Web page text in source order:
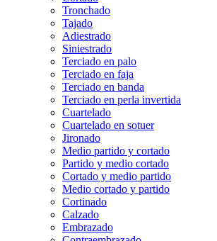
Tronchado
Tajado
Adiestrado
Siniestrado
Terciado en palo
Terciado en faja
Terciado en banda
Terciado en perla invertida
Cuartelado
Cuartelado en sotuer
Jironado
Medio partido y cortado
Partido y medio cortado
Cortado y medio partido
Medio cortado y partido
Cortinado
Calzado
Embrazado